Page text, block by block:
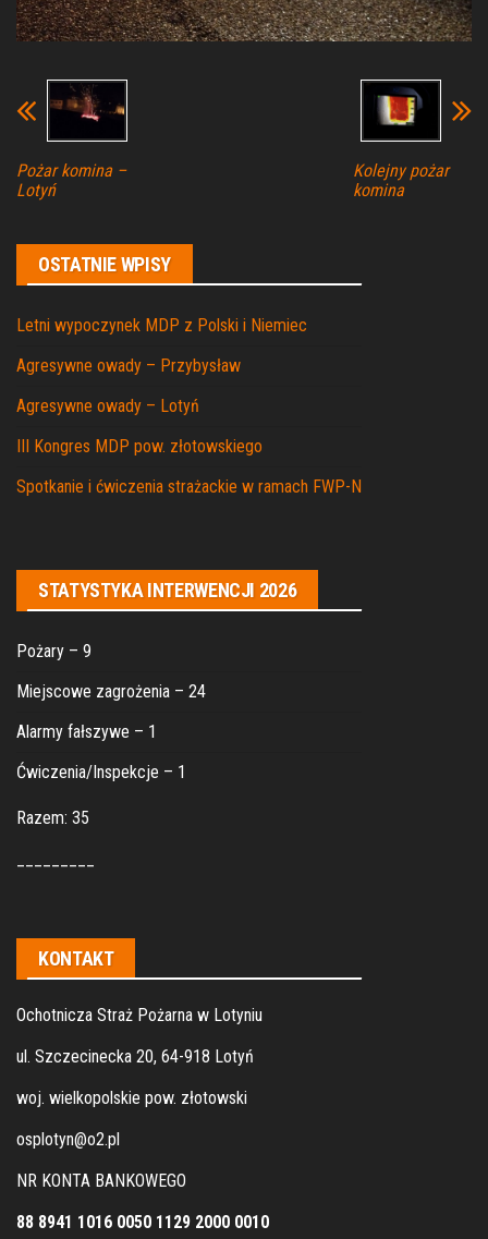
Pożar komina –
Lotyń
Kolejny pożar
komina
OSTATNIE WPISY
Letni wypoczynek MDP z Polski i Niemiec
Agresywne owady – Przybysław
Agresywne owady – Lotyń
III Kongres MDP pow. złotowskiego
Spotkanie i ćwiczenia strażackie w ramach FWP-N
STATYSTYKA INTERWENCJI 2026
Pożary – 9
Miejscowe zagrożenia – 24
Alarmy fałszywe – 1
Ćwiczenia/Inspekcje – 1
Razem: 35
KONTAKT
Ochotnicza Straż Pożarna w Lotyniu
ul. Szczecinecka 20, 64-918 Lotyń
woj. wielkopolskie pow. złotowski
osplotyn@o2.pl
NR KONTA BANKOWEGO
88 8941 1016 0050 1129 2000 0010